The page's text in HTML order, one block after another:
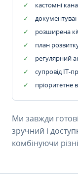
кастомні
розширена
план
регулярний
супровід ІТ-
пріоритетне
Ми завжди
зручний і
комбінуючи